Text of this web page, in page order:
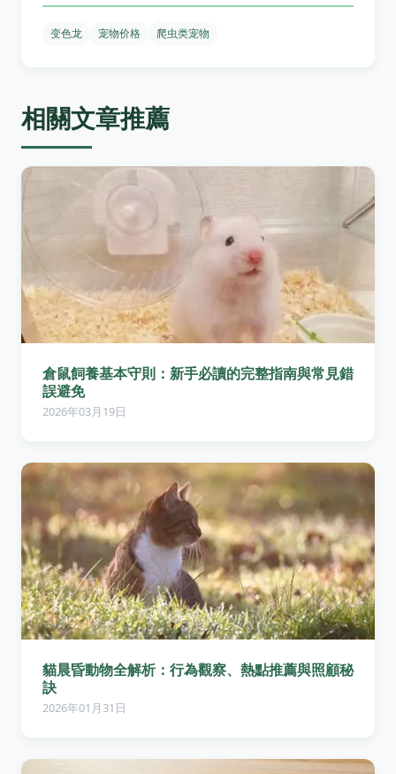
变色龙 宠物价格 爬虫类宠物
相關文章推薦
倉鼠飼養基本守則：新手必讀的完整指南與常見錯
誤避免
2026年03月19日
貓晨昏動物全解析：行為觀察、熱點推薦與照顧秘
訣
2026年01月31日